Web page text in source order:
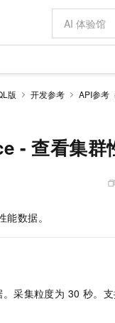
版 开发参考 API参考
- 查看集群
能数据。
采集粒度为 30 秒。
大模
与推理利器
务
服务
云数据库
云原生的
工程团队
一键部署
一人公司成长
加量 10 倍，夜间低至2折
AI 场
AI 电商
AI助力短
配置
基础软
宝塔
CentOS
产品伙
云存储
数据库
成为服
阿里云
全部认证
训练营
市场活
云栖大会
活动全景
高校合